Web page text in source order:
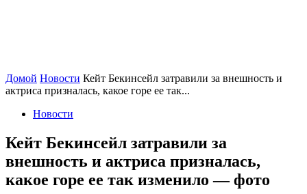
Домой Новости Кейт Бекинсейл затравили за внешность и
актриса призналась, какое горе ее так...
Новости
Кейт Бекинсейл затравили за
внешность и актриса призналась,
какое горе ее так изменило — фото